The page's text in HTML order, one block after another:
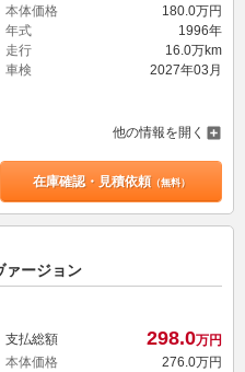
本体価格
180.0万円
年式
1996年
走行
16.0万km
車検
2027年03月
他の情報を開く
在庫確認・見積依頼（無料）
ァージョン
支払総額 298.0万円
本体価格
276. 0万円